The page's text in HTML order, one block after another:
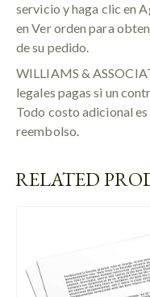
servicio y haga clic en
en Ver orden para
de su pedido.
WILLIAMS &
legales pagas si un
Todo costo adicional
reembolso.
RELATED